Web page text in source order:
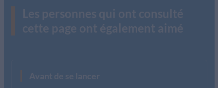
Les personnes qui ont consulté
cette page ont également aimé
Avant de se lancer